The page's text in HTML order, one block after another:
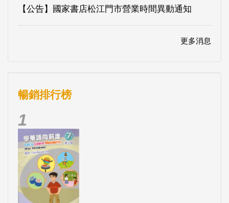
【公告】國家書店松江門市營業時間異動通知
更多消息
暢銷排行榜
1